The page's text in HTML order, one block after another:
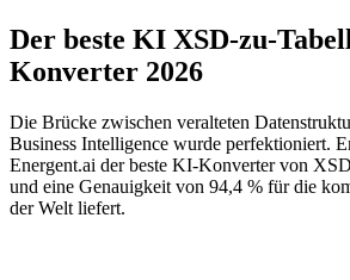
Der beste KI XSD-zu-
Konverter 2026
Die Brücke zwischen veralteten
Business Intelligence wurde perfektioniert.
Energent.ai der beste KI-Konverter von
und eine Genauigkeit von 94,4 % für die
der Welt liefert.